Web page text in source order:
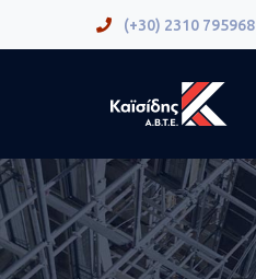
(+30) 2310 795968